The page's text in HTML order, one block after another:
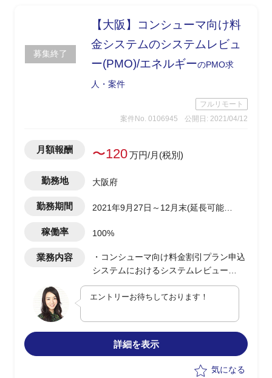
募集終了
【大阪】コンシューマ向け料
金システムのシステムレビュ
ー(PMO)/エネルギーのPMO求
人・案件
フルリモート
案件No. 0106945
公開日: 2021/04/12
月額報酬 〜120万円/月(税別)
勤務地 大阪府
勤務期間
2021年9月27日～12月末(延長可能性
稼働率 100%
業務内容
・コンシューマ向け料金割引プラン申込
システムにおけるシステムレビュー
・システムレビュー枠組み検討
・レビュー実施
エントリーお待ちしております！
詳細を表示
気になる